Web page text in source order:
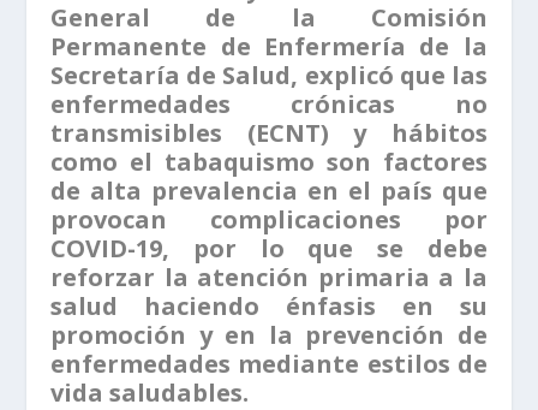
General de la Comisión
Permanente de Enfermería de la
Secretaría de Salud, explicó que las
enfermedades crónicas no
transmisibles (ECNT) y hábitos
como el tabaquismo son factores
de alta prevalencia en el país que
provocan complicaciones por
COVID-19, por lo que se debe
reforzar la atención primaria a la
salud haciendo énfasis en su
promoción y en la prevención de
enfermedades mediante estilos de
vida saludables.